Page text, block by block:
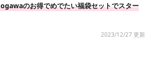
ogawaのお得でめでたい福袋セットでスター
2023/12/27 更新